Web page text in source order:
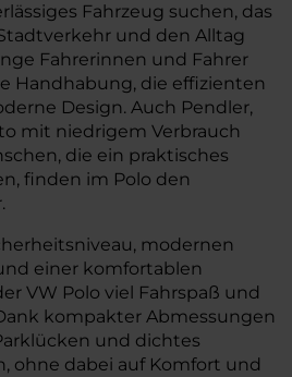
Fahrzeug suchen, das
und den Alltag
Fahrerinnen und Fahrer
Handhabung, die effizienten
Design. Auch Pendler,
mit niedrigem Verbrauch
die ein praktisches
finden im Polo den
modernen
einer komfortablen
VW Polo viel Fahrspaß und
kompakter Abmessungen
und dichtes
ohne dabei auf Komfort und